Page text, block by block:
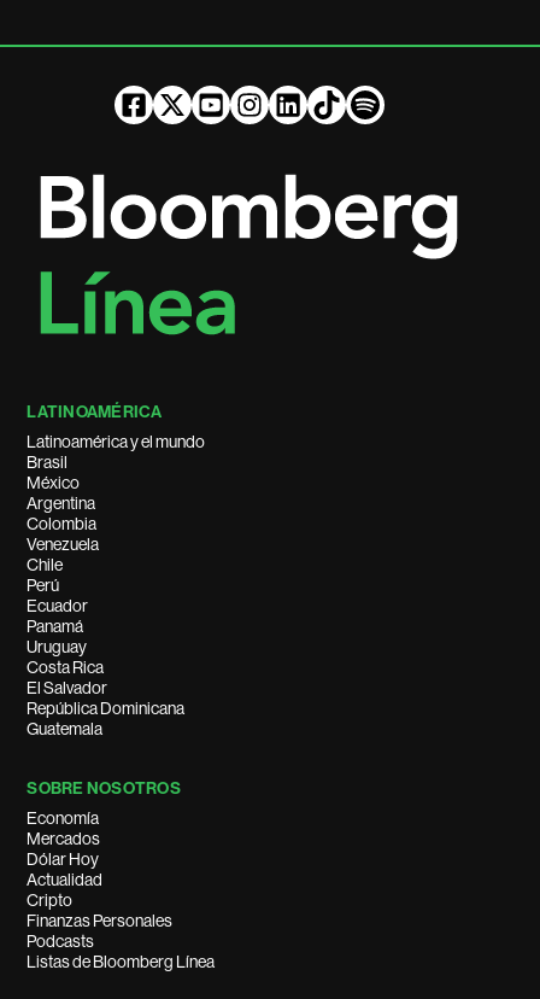
LATINOAMÉRICA
Latinoamérica y el mundo
Brasil
México
Argentina
Colombia
Venezuela
Chile
Perú
Ecuador
Panamá
Uruguay
Costa Rica
El Salvador
República Dominicana
Guatemala
SOBRE NOSOTROS
Economía
Mercados
Dólar Hoy
Actualidad
Cripto
Finanzas Personales
Podcasts
Listas de Bloomberg Línea